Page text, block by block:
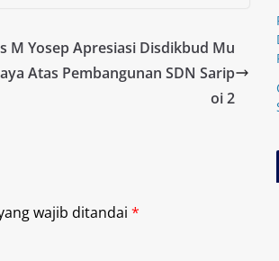
M Yosep Apresiasi Disdikbud Mu
Atas Pembangunan SDN Sarip
oi 2
wajib ditandai *